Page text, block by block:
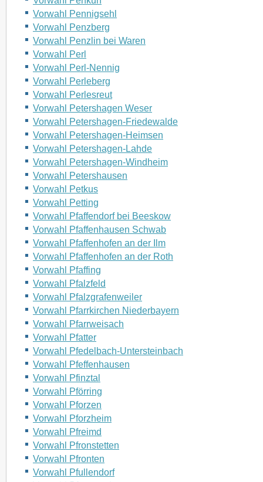
Vorwahl Pennigsehl
Vorwahl Penzberg
Vorwahl Penzlin bei Waren
Vorwahl Perl
Vorwahl Perl-Nennig
Vorwahl Perleberg
Vorwahl Perlesreut
Vorwahl Petershagen Weser
Vorwahl Petershagen-Friedewalde
Vorwahl Petershagen-Heimsen
Vorwahl Petershagen-Lahde
Vorwahl Petershagen-Windheim
Vorwahl Petershausen
Vorwahl Petkus
Vorwahl Petting
Vorwahl Pfaffendorf bei Beeskow
Vorwahl Pfaffenhausen Schwab
Vorwahl Pfaffenhofen an der Ilm
Vorwahl Pfaffenhofen an der Roth
Vorwahl Pfaffing
Vorwahl Pfalzfeld
Vorwahl Pfalzgrafenweiler
Vorwahl Pfarrkirchen Niederbayern
Vorwahl Pfarrweisach
Vorwahl Pfatter
Vorwahl Pfedelbach-Untersteinbach
Vorwahl Pfeffenhausen
Vorwahl Pfinztal
Vorwahl Pförring
Vorwahl Pforzen
Vorwahl Pforzheim
Vorwahl Pfreimd
Vorwahl Pfronstetten
Vorwahl Pfronten
Vorwahl Pfullendorf